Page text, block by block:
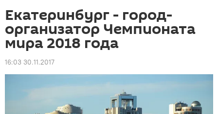
Екатеринбург - город-
организатор Чемпионата
мира 2018 года
16:03 30.11.2017